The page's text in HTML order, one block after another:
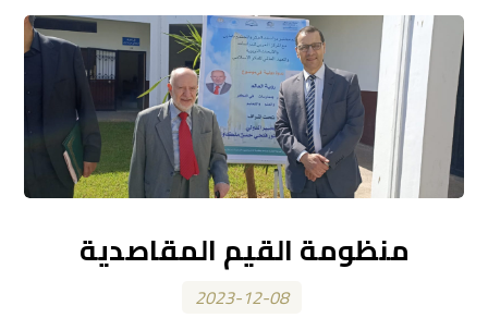
منظومة القيم المقاصدية
2023-12-08